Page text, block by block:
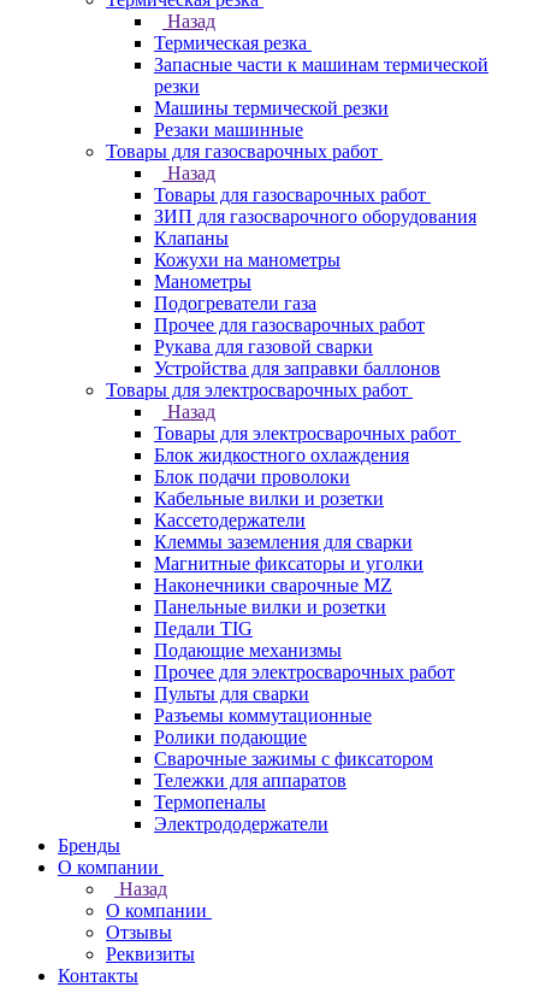
Назад
Термическая резка
Запасные части к машинам термической
резки
Машины термической резки
Резаки машинные
Товары для газосварочных работ
Назад
Товары для газосварочных работ
ЗИП для газосварочного оборудования
Клапаны
Кожухи на манометры
Манометры
Подогреватели газа
Прочее для газосварочных работ
Рукава для газовой сварки
Устройства для заправки баллонов
Товары для электросварочных работ
Назад
Товары для электросварочных работ
Блок жидкостного охлаждения
Блок подачи проволоки
Кабельные вилки и розетки
Кассетодержатели
Клеммы заземления для сварки
Магнитные фиксаторы и уголки
Наконечники сварочные MZ
Панельные вилки и розетки
Педали TIG
Подающие механизмы
Прочее для электросварочных работ
Пульты для сварки
Разъемы коммутационные
Ролики подающие
Сварочные зажимы с фиксатором
Тележки для аппаратов
Термопеналы
Электрододержатели
Бренды
О компании
Назад
О компании
Отзывы
Реквизиты
Контакты